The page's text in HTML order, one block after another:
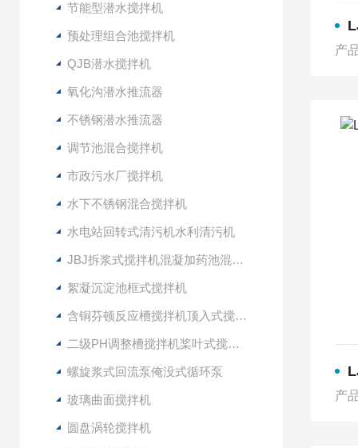
节能型潜水搅拌机
预处理组合池搅拌机
QJB潜水搅拌机
氧化沟潜水推流器
不锈钢潜水推流器
调节池混合搅拌机
市政污水厂搅拌机
水下不锈钢混合搅拌机
水电站回转式清污机水利清污机
JBJ拆浆式搅拌机混凝加药池混合型搅拌器
絮凝沉淀池框式搅拌机
含铜芬顿反应槽搅拌机顶入式搅拌器
二级PH调整槽搅拌机桨叶式搅拌器
螺旋浆式回流泵俺没式循环泵
玻璃曲面搅拌机
圆盘涡轮搅拌机
产
产